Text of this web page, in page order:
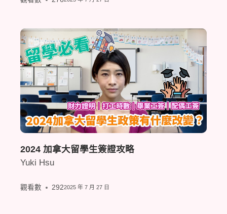
2024 加拿大留學生簽證攻略
Yuki Hsu
觀看數 2922025 年 7 月 27 日